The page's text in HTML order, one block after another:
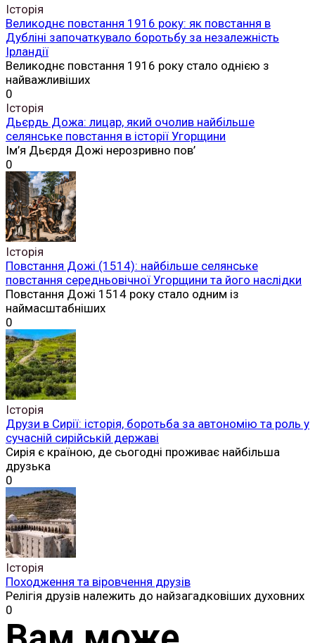
Історія
Великоднє повстання 1916 року: як повстання в
Дубліні започаткувало боротьбу за незалежність
Ірландії
Великоднє повстання 1916 року стало однією з
найважливіших
0
Історія
Дьєрдь Дожа: лицар, який очолив найбільше
селянське повстання в історії Угорщини
Ім’я Дьєрдя Дожі нерозривно пов’
0
Історія
Повстання Дожі (1514): найбільше селянське
повстання середньовічної Угорщини та його наслідки
Повстання Дожі 1514 року стало одним із
наймасштабніших
0
Історія
Друзи в Сирії: історія, боротьба за автономію та роль у
сучасній сирійській державі
Сирія є країною, де сьогодні проживає найбільша
друзька
0
Історія
Походження та віровчення друзів
Релігія друзів належить до найзагадковіших духовних
0